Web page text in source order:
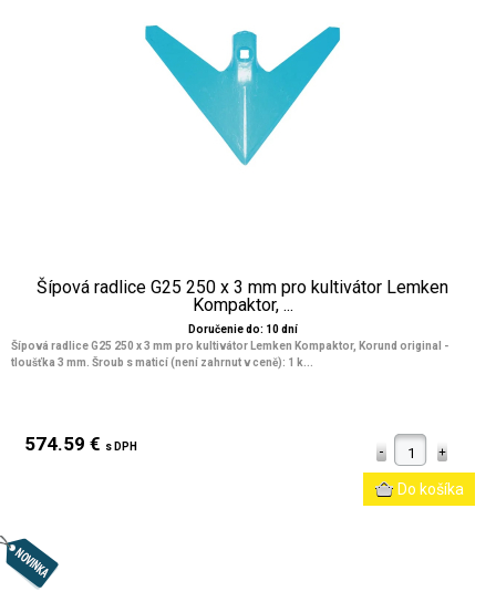
Šípová radlice G25 250 x 3 mm pro kultivátor Lemken
Kompaktor, ...
Doručenie do: 10 dní
Šípová radlice G25 250 x 3 mm pro kultivátor Lemken Kompaktor, Korund original -
tloušťka 3 mm. Šroub s maticí (není zahrnut v ceně): 1 k...
574.59 € s DPH